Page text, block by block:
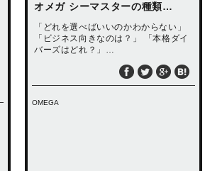
オメガ シーマスターの種類…
「どれを選べばいいのかわからない」
「ビジネス向きなのは？」 「本格ダイ
バーズはどれ？」…
OMEGA